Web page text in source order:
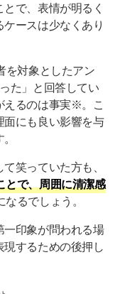
で、表情が明るく
ースは少なくあり
を対象としたアン
た」と回答してい
えるのは事実※。こ
面にも良い影響を与
笑っていた方も、
とで、周囲に清潔感
なるでしょう。
一印象が問われる場
するための後押し